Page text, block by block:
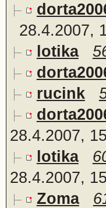
28.4.2007,
lotika
rucink
28.4.2007,
lotika
28.4.2007,
Zoma